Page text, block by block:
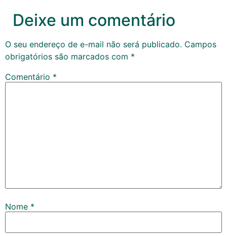
Deixe um comentário
O seu endereço de e-mail não será publicado. Campos
obrigatórios são marcados com *
Comentário *
Nome *